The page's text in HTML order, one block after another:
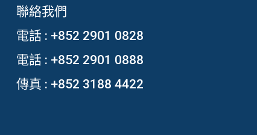
聯絡我們
電話 : +852 2901 0828
電話 : +852 2901 0888
傳真 : +852 3188 4422